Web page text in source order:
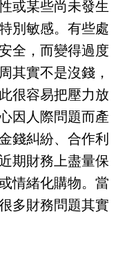
或某些尚未發生
別敏感。有些處
全，而變得過度
其實不是沒錢，
很容易把壓力放
因人際問題而產
錢糾紛、合作利
期財務上盡量保
情緒化購物。當
多財務問題其實